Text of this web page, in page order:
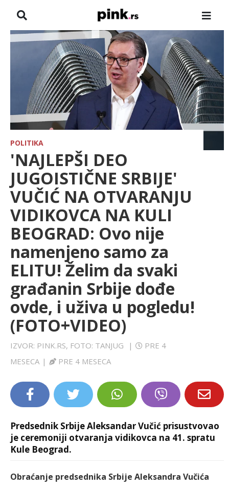
NASLOVNA
ZADRUGA
SHOWBIZ
HRONIKA
PINKOVE ZVEZDE
ODEON
SPORT
LIFESTYLE
EXTRA
POLITIKA
'NAJLEPŠI DEO
JUGOISTIČNE SRBIJE'
VUČIĆ NA OTVARANJU
VIDIKOVCA NA KULI
BEOGRAD: Ovo nije
namenjeno samo za
ELITU! Želim da svaki
građanin Srbije dođe
ovde, i uživa u pogledu!
(FOTO+VIDEO)
IZVOR: PINK.RS, FOTO: TANJUG |
PRE 4
MESECA | PRE 4 MESECA
Predsednik Srbije Aleksandar Vučić prisustvovao
je ceremoniji otvaranja vidikovca na 41. spratu
Kule Beograd.
Obraćanje predsednika Srbije Aleksandra Vučića